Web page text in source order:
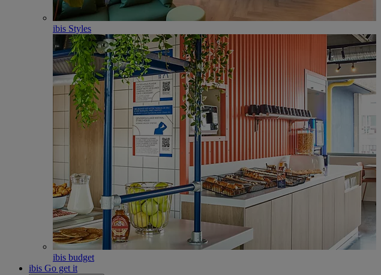
ibis Styles
ibis budget
ibis Go get it